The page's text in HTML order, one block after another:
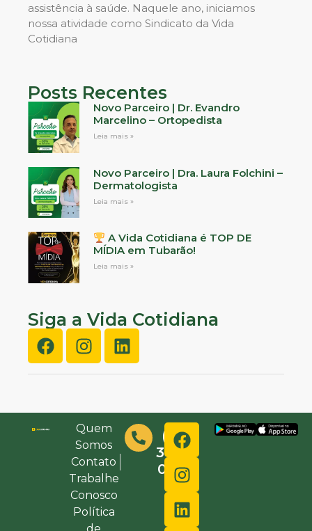
assistência à saúde. Naquele ano, iniciamos
nossa atividade como Sindicato da Vida
Cotidiana
Posts Recentes
Novo Parceiro | Dr. Evandro
Marcelino – Ortopedista
Leia mais »
Novo Parceiro | Dra. Laura Folchini –
Dermatologista
Leia mais »
A Vida Cotidiana é TOP DE
MÍDIA em Tubarão!
Leia mais »
Siga a Vida Cotidiana
Quem
Somos
Contato
Trabalhe
Conosco
Política
(48)
3632-
0000